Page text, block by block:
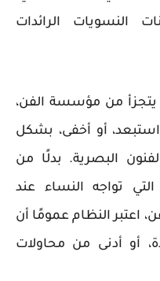
النسويات الرائدات
يتجزأ من مؤسسة الفن،
استبعد، أو أخفى، بشكل
البصرية. بدلًا من
التي تواجه النساء عند
اعتبر النظام عمومًا أن
أو أدنى من محاولات